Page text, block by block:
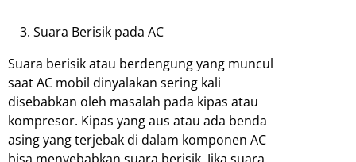
Suara Berisik pada AC
Suara berisik atau berdengung yang muncul
saat AC mobil dinyalakan sering kali
disebabkan oleh masalah pada kipas atau
kompresor. Kipas yang aus atau ada benda
asing yang terjebak di dalam komponen AC